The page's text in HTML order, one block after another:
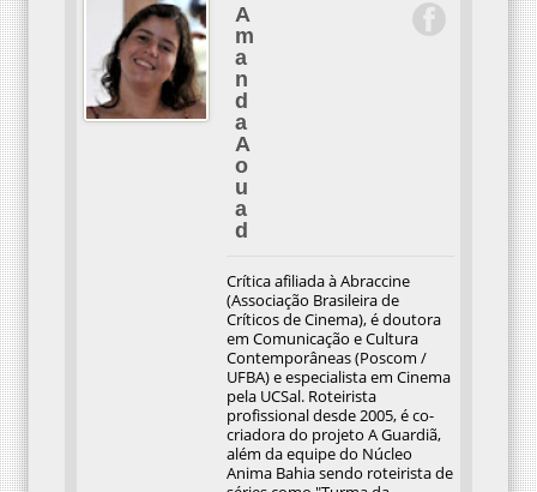
A
m
a
n
d
a
A
o
u
a
d
Crítica afiliada à Abraccine
(Associação Brasileira de
Críticos de Cinema), é doutora
em Comunicação e Cultura
Contemporâneas (Poscom /
UFBA) e especialista em Cinema
pela UCSal. Roteirista
profissional desde 2005, é co-
criadora do projeto A Guardiã,
além da equipe do Núcleo
Anima Bahia sendo roteirista de